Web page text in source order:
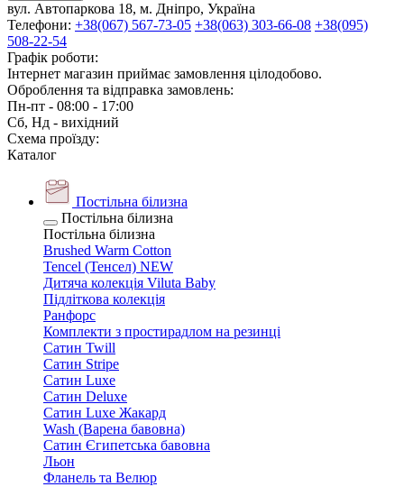
вул. Автопаркова 18, м. Дніпро, Україна
Телефони: +38(067) 567-73-05 +38(063) 303-66-08 +38(095)
508-22-54
Графік роботи:
Інтернет магазин приймає замовлення цілодобово.
Оброблення та відправка замовлень:
Пн-пт - 08:00 - 17:00
Сб, Нд - вихідний
Схема проїзду:
Каталог
Постільна білизна
Постільна білизна
Постільна білизна
Brushed Warm Cotton
Tencel (Тенсел) NEW
Дитяча колекція Viluta Baby
Підліткова колекція
Ранфорс
Комплекти з простирадлом на резинці
Сатин Twill
Сатин Stripe
Сатин Luxe
Сатин Deluxe
Сатин Luxe Жакард
Wash (Варена бавовна)
Сатин Єгипетська бавовна
Льон
Фланель та Велюр